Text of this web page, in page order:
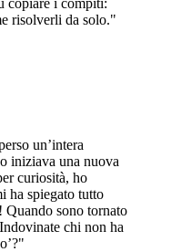
risolverli da solo."
un’intera
iniziava una nuova
curiosità, ho
ha spiegato tutto
sono tornato
chi non ha